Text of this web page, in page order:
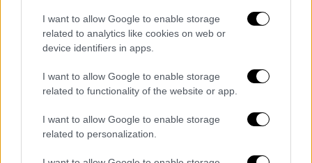
I want to allow Google to enable storage
related to analytics like cookies on web or
device identifiers in apps.
I want to allow Google to enable storage
related to functionality of the website or app.
I want to allow Google to enable storage
related to personalization.
αλλά και διοικητές ασφάλειας, όμως, δεν
παρευρέθηκαν ποτέ ο αρχηγός κ. Άρης
Ανδρικόπουλος, ο υπαρχηγός κ. Μιχάλης
Καραμαλάκης, αλλά και οι αντιστράτηγοι.
να μιλήσει για την στελέχωση των
υπηρεσιών πρώτης γραμμής, ενώ ζήτησε από
αύριο το πρωί κιόλας οι αστυνομικοί